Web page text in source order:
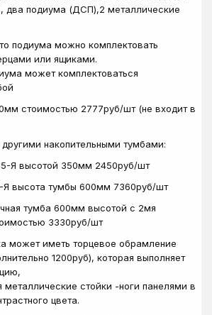
, два подиума (ДСП),2 металлические
подиума можно комплектовать
или ящиками.
может комплектоваться
стоимостью 2777руб/шт (не входит в
накопительными тумбами:
Я высотой 350мм 2450руб/шт
высота тумбы 600мм 7360руб/шт
тумба 600мм высотой с 2мя
3330руб/шт
может иметь торцевое обрамление
1200руб), которая выполняет
металлические стойки -ноги панелями в
цвета.